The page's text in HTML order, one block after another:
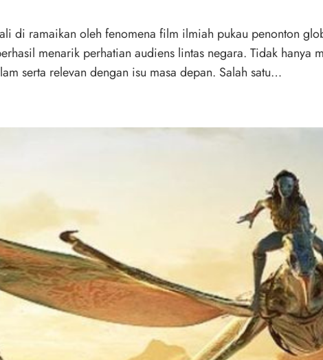
di ramaikan oleh fenomena film ilmiah pukau penonton
menarik perhatian audiens lintas negara. Tidak hanya
serta relevan dengan isu masa depan. Salah satu…